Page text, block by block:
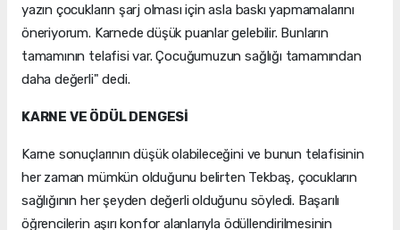
yazın çocukların şarj olması için asla baskı yapmamalarını
öneriyorum. Karnede düşük puanlar gelebilir. Bunların
tamamının telafisi var. Çocuğumuzun sağlığı tamamından
daha değerli" dedi.
KARNE VE ÖDÜL DENGESİ
Karne sonuçlarının düşük olabileceğini ve bunun telafisinin
her zaman mümkün olduğunu belirten Tekbaş, çocukların
sağlığının her şeyden değerli olduğunu söyledi. Başarılı
öğrencilerin aşırı konfor alanlarıyla ödüllendirilmesinin